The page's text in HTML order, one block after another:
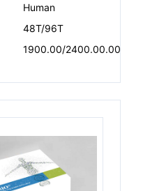
Human
48T/96T
1900.00/2400.00.00